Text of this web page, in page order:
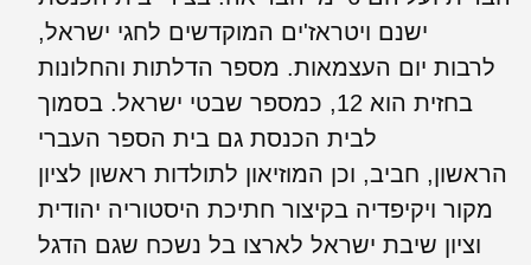
ישנם ויטראז'ים המוקדשים לחגי ישראל,
לרבות יום העצמאות. מספר הדלתות והחלונות
בחזית הוא 12, כמספר שבטי ישראל. בסמוך
לבית הכנסת גם בית הספר העברי
הראשון, חביב, וכן המוזיאון לתולדות ראשון לציון
מקור ויקיפדיה בקיצור חתיכת היסטוריה יהודית
וציון שיבת ישראל לארצו בל נשכח שגם הדגל